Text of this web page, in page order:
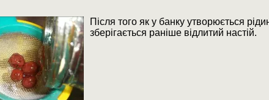
Після того як у банку утворюється
зберігається раніше відлитий настій.